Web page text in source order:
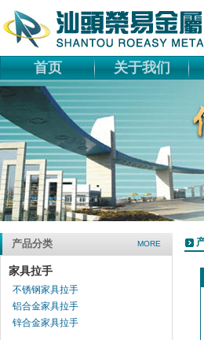
首页 关于我们
产品分类 MORE
家具拉手
不锈钢家具拉手
铝合金家具拉手
锌合金家具拉手